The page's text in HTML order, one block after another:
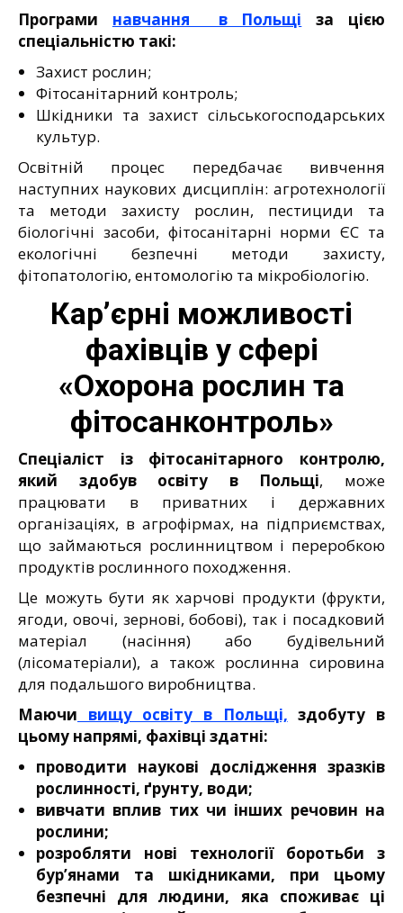
Програми навчання в Польщі за цією
спеціальністю такі:
Захист рослин;
Фітосанітарний контроль;
Шкідники та захист сільськогосподарських
культур.
Освітній процес передбачає вивчення
наступних наукових дисциплін: агротехнології
та методи захисту рослин, пестициди та
біологічні засоби, фітосанітарні норми ЄС та
екологічні безпечні методи захисту,
фітопатологію, ентомологію та мікробіологію.
Кар’єрні можливості
фахівців у сфері
«Охорона рослин та
фітосанконтроль»
Спеціаліст із фітосанітарного контролю,
який здобув освіту в Польщі, може
працювати в приватних і державних
організаціях, в агрофірмах, на підприємствах,
що займаються рослинництвом і переробкою
продуктів рослинного походження.
Це можуть бути як харчові продукти (фрукти,
ягоди, овочі, зернові, бобові), так і посадковий
матеріал (насіння) або будівельний
(лісоматеріали), а також рослинна сировина
для подальшого виробництва.
Маючи вищу освіту в Польщі, здобуту в
цьому напрямі, фахівці здатні:
проводити наукові дослідження зразків
рослинності, ґрунту, води;
вивчати вплив тих чи інших речовин на
рослини;
розробляти нові технології боротьби з
бур’янами та шкідниками, при цьому
безпечні для людини, яка споживає ці